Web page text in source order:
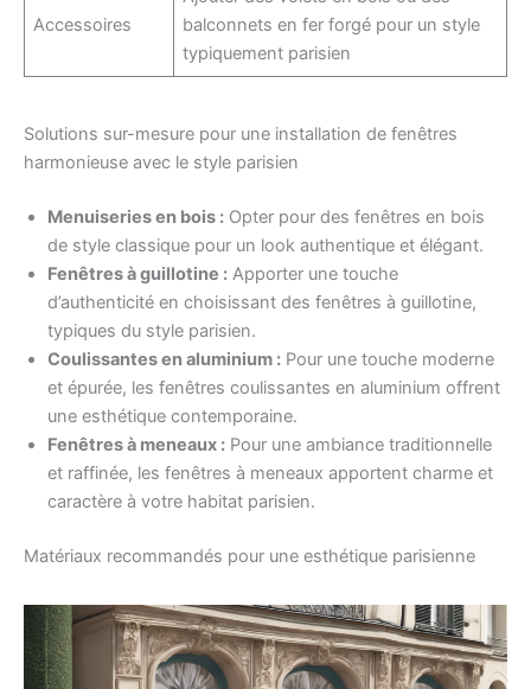
Accessoires
balconnets en fer forgé pour un style
typiquement parisien
Solutions sur-mesure pour une installation de fenêtres
harmonieuse avec le style parisien
Menuiseries en bois : Opter pour des fenêtres en bois
de style classique pour un look authentique et élégant.
Fenêtres à guillotine : Apporter une touche
d’authenticité en choisissant des fenêtres à guillotine,
typiques du style parisien.
Coulissantes en aluminium : Pour une touche moderne
et épurée, les fenêtres coulissantes en aluminium offrent
une esthétique contemporaine.
Fenêtres à meneaux : Pour une ambiance traditionnelle
et raffinée, les fenêtres à meneaux apportent charme et
caractère à votre habitat parisien.
Matériaux recommandés pour une esthétique parisienne